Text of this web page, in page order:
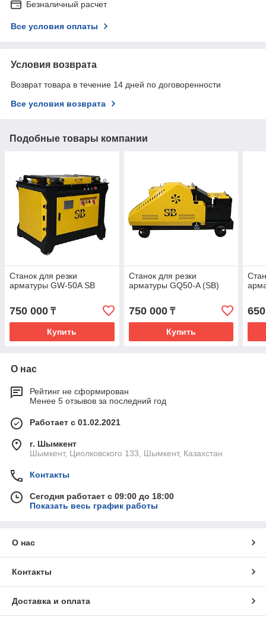
Безналичный расчет
Все условия оплаты
Условия возврата
Возврат товара в течение 14 дней по договоренности
Все условия возврата
Подобные товары компании
Станок для резки
арматуры GW-50A SB
750 000 ₸
Купить
Станок для резки
арматуры GQ50-A (SB)
750 000₸
Купить
О нас
Рейтинг не сформирован
Менее 5 отзывов за последний год
Работает с 01.02.2021
г. Шымкент
Шымкент, Циолковского 133, Шымкент, Казахстан
Контакты
Сегодня работает с 09:00 до 18:00
Показать весь график работы
О нас
Контакты
Доставка и оплата